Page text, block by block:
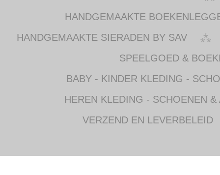
HANDGEMAAKTE
HANDGEMAAKTE SIERADEN BY SAV
SPEELGOED &
BABY - KINDER KLEDING -
HEREN KLEDING - SCHOENEN &
VERZEND EN LEVERBELEID